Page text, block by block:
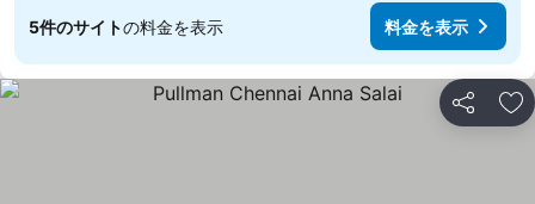
5件のサイトの料金を表示 料金を表示
シェア お